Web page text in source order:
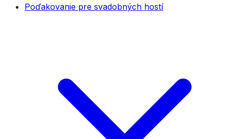
Poďakovanie pre svadobných hostí